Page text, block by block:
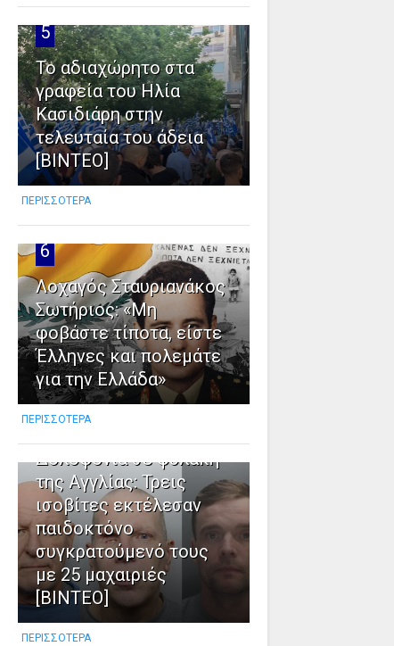
5
Το αδιαχώρητο στα
γραφεία του Ηλία
Κασιδιάρη στην
τελευταία του άδεια
[ΒΙΝΤΕΟ]
ΠΕΡΙΣΣΟΤΕΡΑ
6
Λοχαγός Σταυριανάκος
Σωτήριος: «Μη
φοβάστε τίποτα, είστε
Έλληνες και πολεμάτε
για την Ελλάδα»
ΠΕΡΙΣΣΟΤΕΡΑ
7
Δολοφονια σε φυλακή
της Αγγλίας: Τρεις
ισοβίτες εκτέλεσαν
παιδοκτόνο
συγκρατούμενό τους
με 25 μαχαιριές
[ΒΙΝΤΕΟ]
ΠΕΡΙΣΣΟΤΕΡΑ
8
Καταγγελία Σπύρου
Νίνου, απόστρατου